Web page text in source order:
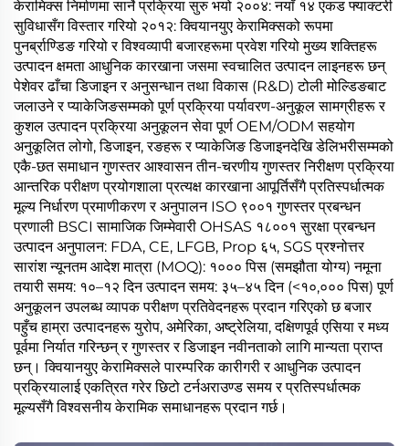
केरामिक्स निर्माणमा सार्ने प्रक्रिया सुरु भयो २००४: नयाँ १४ एकड फ्याक्टरी
सुविधासँग विस्तार गरियो २०१२: क्वियानयुए केरामिक्सको रूपमा
पुनर्ब्राण्डिङ गरियो र विश्वव्यापी बजारहरूमा प्रवेश गरियो मुख्य शक्तिहरू
उत्पादन क्षमता आधुनिक कारखाना जसमा स्वचालित उत्पादन लाइनहरू छन्
पेशेवर ढाँचा डिजाइन र अनुसन्धान तथा विकास (R&D) टोली मोल्डिङबाट
जलाउने र प्याकेजिङसम्मको पूर्ण प्रक्रिया पर्यावरण-अनुकूल सामग्रीहरू र
कुशल उत्पादन प्रक्रिया अनुकूलन सेवा पूर्ण OEM/ODM सहयोग
अनुकूलित लोगो, डिजाइन, रङहरू र प्याकेजिङ डिजाइनदेखि डेलिभरीसम्मको
एकै-छत समाधान गुणस्तर आश्वासन तीन-चरणीय गुणस्तर निरीक्षण प्रक्रिया
आन्तरिक परीक्षण प्रयोगशाला प्रत्यक्ष कारखाना आपूर्तिसँगै प्रतिस्पर्धात्मक
मूल्य निर्धारण प्रमाणीकरण र अनुपालन ISO ९००१ गुणस्तर प्रबन्धन
प्रणाली BSCI सामाजिक जिम्मेवारी OHSAS १८००१ सुरक्षा प्रबन्धन
उत्पादन अनुपालन: FDA, CE, LFGB, Prop ६५, SGS प्रश्नोत्तर
सारांश न्यूनतम आदेश मात्रा (MOQ): १००० पिस (समझौता योग्य) नमूना
तयारी समय: १०–१२ दिन उत्पादन समय: ३५–४५ दिन (<१०,००० पिस) पूर्ण
अनुकूलन उपलब्ध व्यापक परीक्षण प्रतिवेदनहरू प्रदान गरिएको छ बजार
पहुँच हाम्रा उत्पादनहरू युरोप, अमेरिका, अष्ट्रेलिया, दक्षिणपूर्व एसिया र मध्य
पूर्वमा निर्यात गरिन्छन् र गुणस्तर र डिजाइन नवीनताको लागि मान्यता प्राप्त
छन्। क्वियानयुए केरामिक्सले पारम्परिक कारीगरी र आधुनिक उत्पादन
प्रक्रियालाई एकत्रित गरेर छिटो टर्नअराउण्ड समय र प्रतिस्पर्धात्मक
मूल्यसँगै विश्वसनीय केरामिक समाधानहरू प्रदान गर्छ।